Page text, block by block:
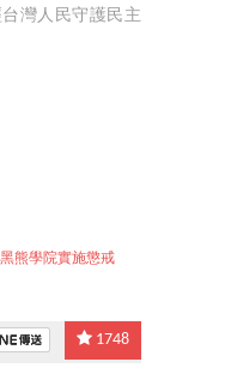
灣人民守護民主
熊學院實施懲戒
1748